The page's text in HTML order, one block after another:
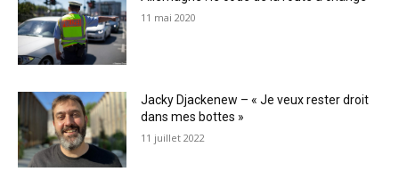
11 mai 2020
Jacky Djackenew – « Je veux rester droit
dans mes bottes »
11 juillet 2022